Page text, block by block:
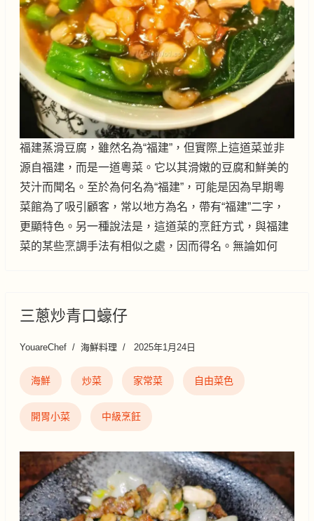
福建蒸滑豆腐，雖然名為“福建”，但實際上這道菜並非
源自福建，而是一道粵菜。它以其滑嫩的豆腐和鮮美的
芡汁而聞名。至於為何名為“福建”，可能是因為早期粵
菜館為了吸引顧客，常以地方為名，帶有“福建”二字，
更顯特色。另一種說法是，這道菜的烹飪方式，與福建
菜的某些烹調手法有相似之處，因而得名。無論如何
三蔥炒青口蠔仔
YouareChef 海鮮料理 2025年1月24日
海鮮 炒菜 家常菜 自由菜色
開胃小菜 中級烹飪